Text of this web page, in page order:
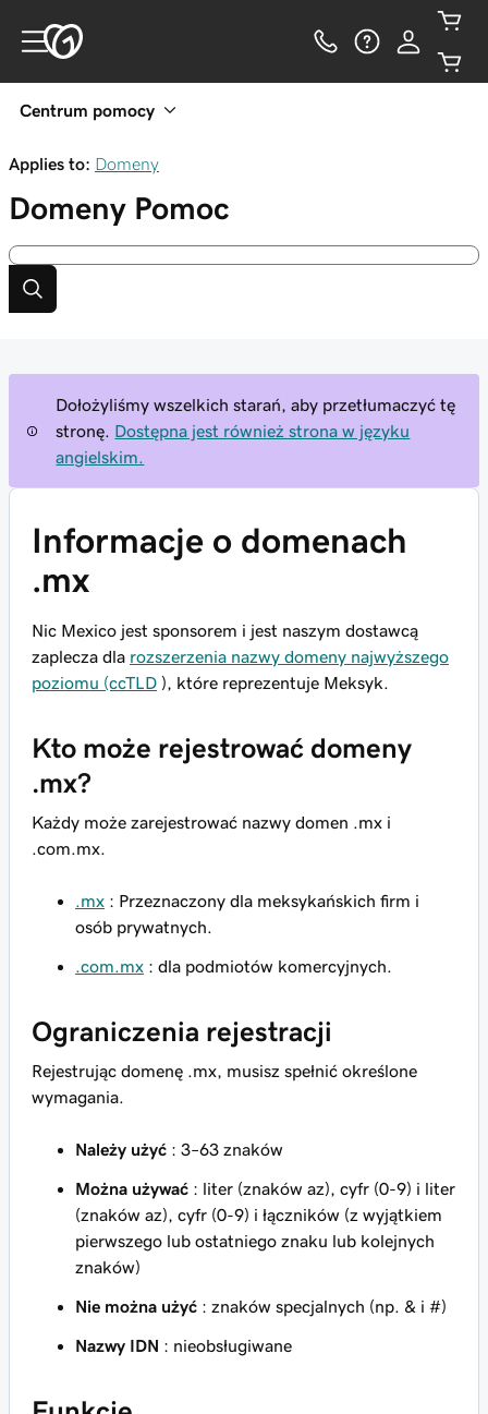
Centrum pomocy
Applies to: Domeny
Domeny Pomoc
Dołożyliśmy wszelkich starań, aby przetłumaczyć tę
stronę.
Dostępna jest również strona w języku
angielskim.
Informacje o domenach
.mx
Nic Mexico jest sponsorem i jest naszym dostawcą
zaplecza dla rozszerzenia nazwy domeny najwyższego
poziomu (ccTLD ), które reprezentuje Meksyk.
Kto może rejestrować domeny
.mx?
Każdy może zarejestrować nazwy domen .mx i
.com.mx.
.mx : Przeznaczony dla meksykańskich firm i
osób prywatnych.
.com.mx : dla podmiotów komercyjnych.
Ograniczenia rejestracji
Rejestrując domenę .mx, musisz spełnić określone
wymagania.
Należy użyć : 3–63 znaków
Można używać : liter (znaków az), cyfr (0-9) i liter
(znaków az), cyfr (0-9) i łączników (z wyjątkiem
pierwszego lub ostatniego znaku lub kolejnych
znaków)
Nie można użyć : znaków specjalnych (np. & i #)
Nazwy IDN : nieobsługiwane